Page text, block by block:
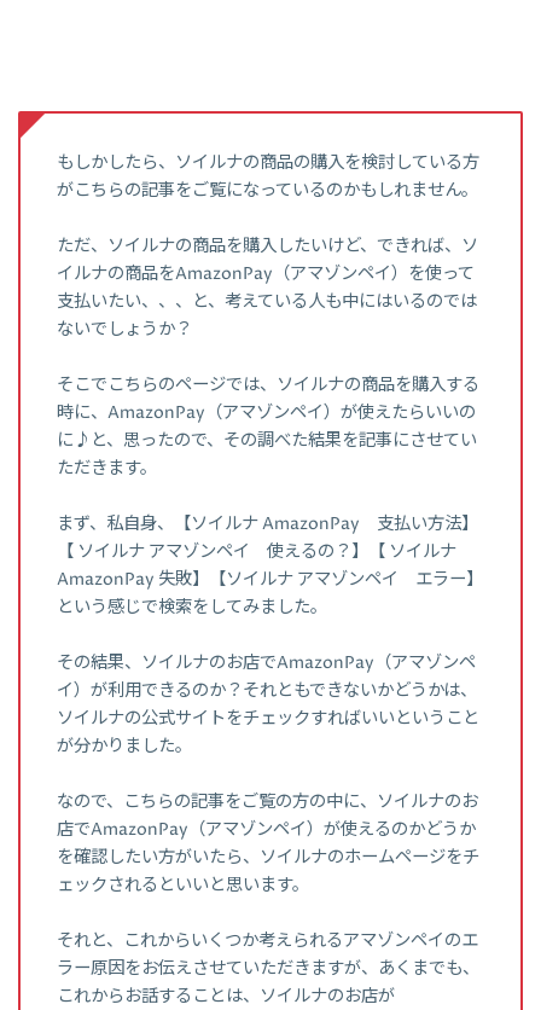
もしかしたら、ソイルナの商品の購入を検討している方
がこちらの記事をご覧になっているのかもしれません。
ただ、ソイルナの商品を購入したいけど、できれば、ソ
イルナの商品をAmazonPay（アマゾンペイ）を使って
支払いたい、、、と、考えている人も中にはいるのでは
ないでしょうか？
そこでこちらのページでは、ソイルナの商品を購入する
時に、AmazonPay（アマゾンペイ）が使えたらいいの
に♪と、思ったので、その調べた結果を記事にさせてい
ただきます。
まず、私自身、【ソイルナ AmazonPay 支払い方法】
【 ソイルナ アマゾンペイ 使えるの？】【 ソイルナ
AmazonPay 失敗】【ソイルナ アマゾンペイ エラー】
という感じで検索をしてみました。
その結果、ソイルナのお店でAmazonPay（アマゾンペ
イ）が利用できるのか？それともできないかどうかは、
ソイルナの公式サイトをチェックすればいいということ
が分かりました。
なので、こちらの記事をご覧の方の中に、ソイルナのお
店でAmazonPay（アマゾンペイ）が使えるのかどうか
を確認したい方がいたら、ソイルナのホームページをチ
ェックされるといいと思います。
それと、これからいくつか考えられるアマゾンペイのエ
ラー原因をお伝えさせていただきますが、あくまでも、
これからお話することは、ソイルナのお店が